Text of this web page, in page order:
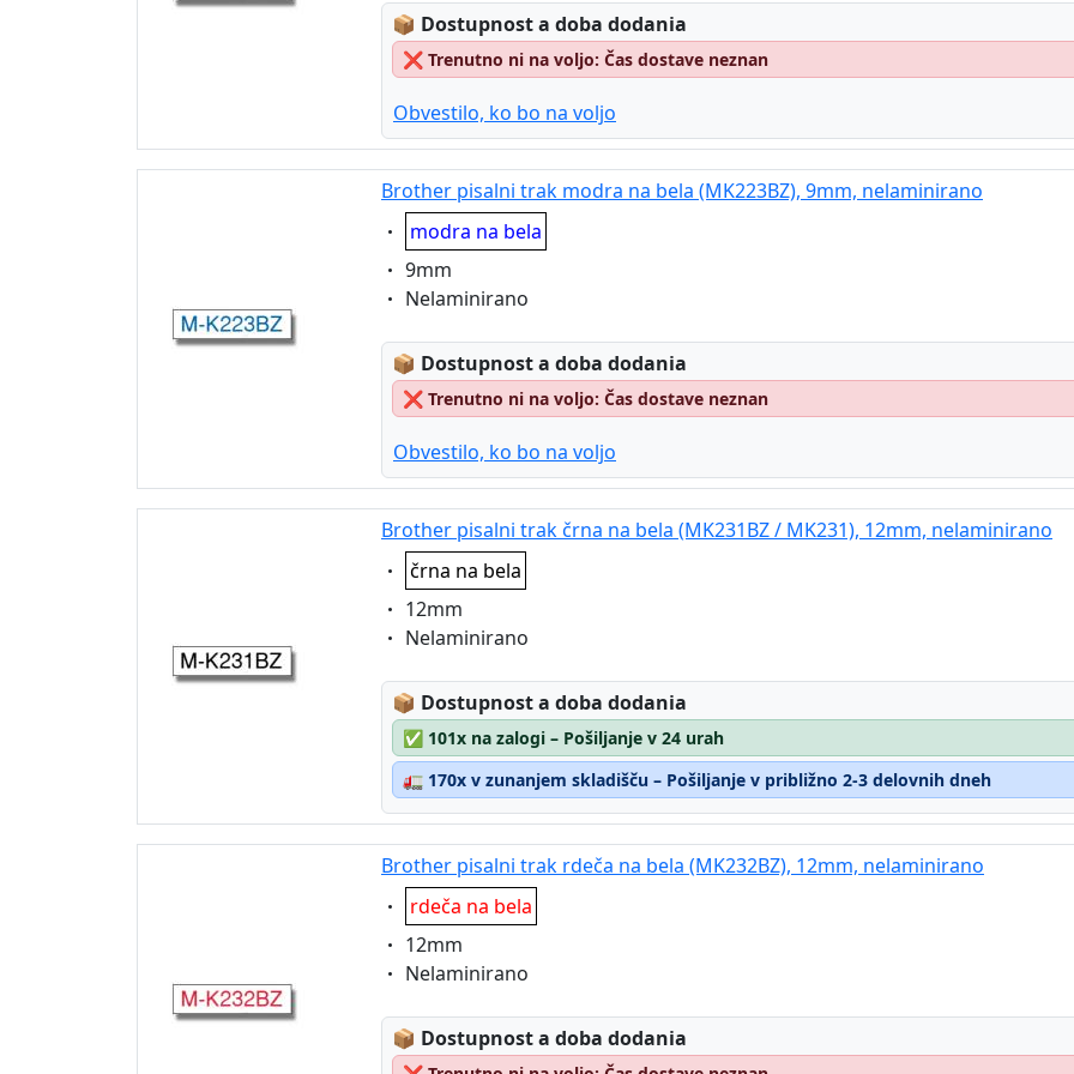
📦 Lagerstatus:
Dostupnost a doba dodania
❌ Trenutno ni na voljo: Čas dostave neznan
Obvestilo, ko bo na voljo
Brother pisalni trak modra na bela (MK223BZ), 9mm, nelaminirano
Eigenschaft:
modra na bela
Eigenschaft:
9mm
Eigenschaft:
Nelaminirano
📦 Lagerstatus:
Dostupnost a doba dodania
❌ Trenutno ni na voljo: Čas dostave neznan
Obvestilo, ko bo na voljo
Brother pisalni trak črna na bela (MK231BZ / MK231), 12mm, nelaminirano
Eigenschaft:
črna na bela
Eigenschaft:
12mm
Eigenschaft:
Nelaminirano
📦 Lagerstatus:
Dostupnost a doba dodania
✅ 101x na zalogi – Pošiljanje v 24 urah
🚛 170x v zunanjem skladišču – Pošiljanje v približno 2-3 delovnih dneh
Brother pisalni trak rdeča na bela (MK232BZ), 12mm, nelaminirano
Eigenschaft:
rdeča na bela
Eigenschaft:
12mm
Eigenschaft:
Nelaminirano
📦 Lagerstatus:
Dostupnost a doba dodania